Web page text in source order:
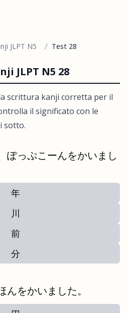
JLPT N5 / Test 28
JLPT N5 28
scrittura kanji corretta per il
il significato con le
sotto.
ぽっぷこーんをかいまし
年
川
前
分
んをかいました。